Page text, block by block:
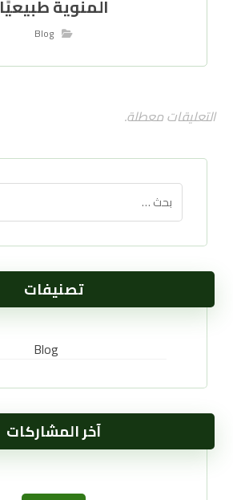
المنوية طبيعيًا
Blog
التعليقات معطلة.
تصنيفات
Blog
آخر المشاركات